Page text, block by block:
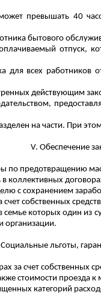
превышать 40
бытового
отпуск,
для всех
действующим
на части. При
V. Обеспечение
предотвращению
коллективных
с сохранением
собственных сре
которых один
организации.
льготы,
за счет собственных
стоимости проезда к
категорий